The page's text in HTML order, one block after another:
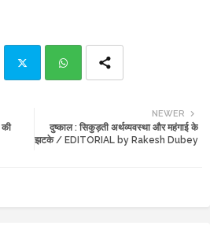
ats
NEWER
दुष्काल : सिकुड़ती अर्थव्यवस्था और महंगाई के
झटके / EDITORIAL by Rakesh Dubey
की